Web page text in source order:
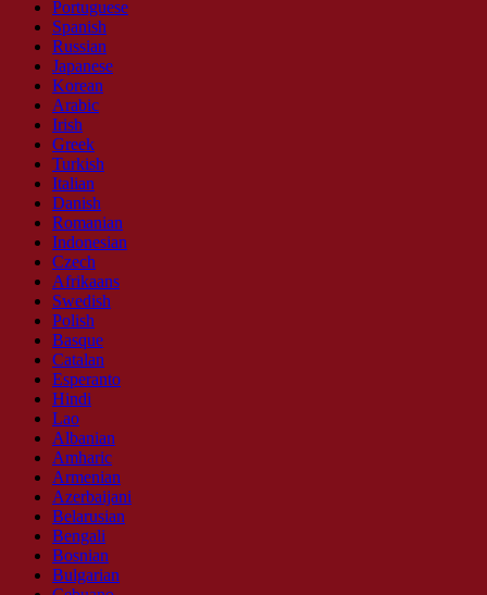
Portuguese
Spanish
Russian
Japanese
Korean
Arabic
Irish
Greek
Turkish
Italian
Danish
Romanian
Indonesian
Czech
Afrikaans
Swedish
Polish
Basque
Catalan
Esperanto
Hindi
Lao
Albanian
Amharic
Armenian
Azerbaijani
Belarusian
Bengali
Bosnian
Bulgarian